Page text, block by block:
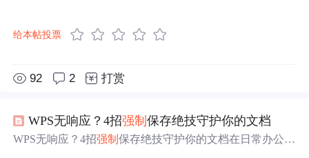
给本帖投票
92 2 打赏
WPS无响应？4招强制保存绝技守护你的文档
WPS无响应？4招强制保存绝技守护你的文档在日常办公场